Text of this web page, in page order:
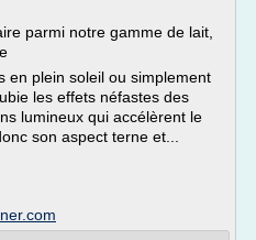
parmi notre gamme de lait,
en plein soleil ou simplement
les effets néfastes des
lumineux qui accélèrent le
son aspect terne et...